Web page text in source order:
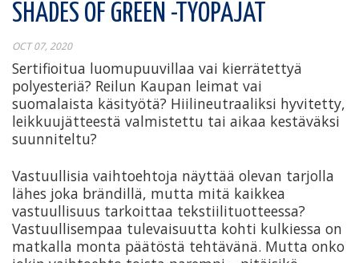
SHADES OF GREEN -TYÖPAJAT
OCT 07, 2020
Sertifioitua luomupuuvillaa vai kierrätettyä
polyesteriä? Reilun Kaupan leimat vai
suomalaista käsityötä? Hiilineutraaliksi hyvitetty,
leikkuujätteestä valmistettu tai aikaa kestäväksi
suunniteltu?
Vastuullisia vaihtoehtoja näyttää olevan tarjolla
lähes joka brändillä, mutta mitä kaikkea
vastuullisuus tarkoittaa tekstiilituotteessa?
Vastuullisempaa tulevaisuutta kohti kulkiessa on
matkalla monta päätöstä tehtävänä. Mutta onko